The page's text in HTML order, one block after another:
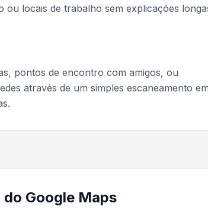
locais de trabalho sem explicações
pontos de encontro com amigos, ou
através de um simples escaneamento em
Google Maps